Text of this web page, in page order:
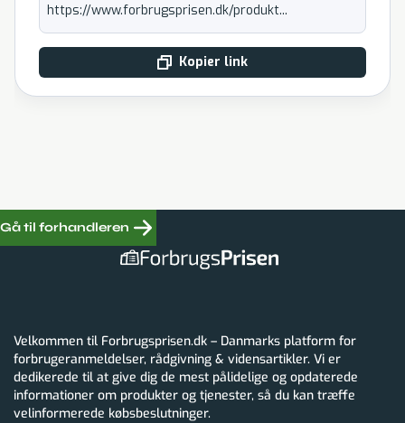
https://www.forbrugsprisen.dk/produkt...
Kopier link
Gå til forhandleren
Velkommen til Forbrugsprisen.dk – Danmarks platform for
forbrugeranmeldelser, rådgivning & vidensartikler. Vi er
dedikerede til at give dig de mest pålidelige og opdaterede
informationer om produkter og tjenester, så du kan træffe
velinformerede købsbeslutninger.